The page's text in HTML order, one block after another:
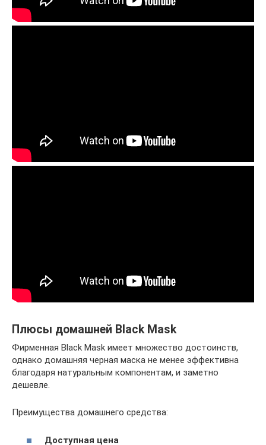
Плюсы домашней Black Mask
Фирменная Black Mask имеет множество достоинств,
однако домашняя черная маска не менее эффективна
благодаря натуральным компонентам, и заметно
дешевле.
Преимущества домашнего средства:
Доступная цена